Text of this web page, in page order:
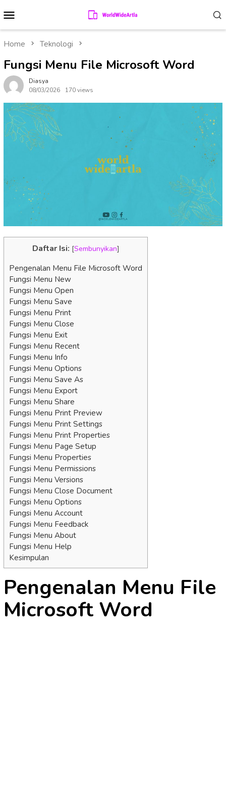
to
contentMenu
Home Teknologi
Fungsi Menu File Microsoft Word
Diasya
08/03/2026
170 views
Daftar Isi: [Sembunyikan]
Pengenalan Menu File Microsoft Word
Fungsi Menu New
Fungsi Menu Open
Fungsi Menu Save
Fungsi Menu Print
Fungsi Menu Close
Fungsi Menu Exit
Fungsi Menu Recent
Fungsi Menu Info
Fungsi Menu Options
Fungsi Menu Save As
Fungsi Menu Export
Fungsi Menu Share
Fungsi Menu Print Preview
Fungsi Menu Print Settings
Fungsi Menu Print Properties
Fungsi Menu Page Setup
Fungsi Menu Properties
Fungsi Menu Permissions
Fungsi Menu Versions
Fungsi Menu Close Document
Fungsi Menu Options
Fungsi Menu Account
Fungsi Menu Feedback
Fungsi Menu About
Fungsi Menu Help
Kesimpulan
Pengenalan Menu File
Microsoft Word